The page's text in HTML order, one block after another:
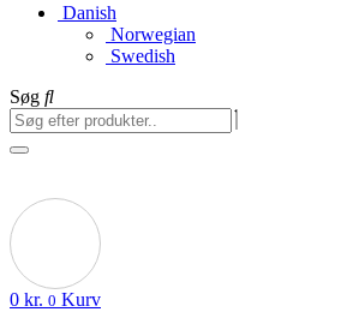
Danish
Norwegian
Swedish
Søg
0 kr. 0 Kurv